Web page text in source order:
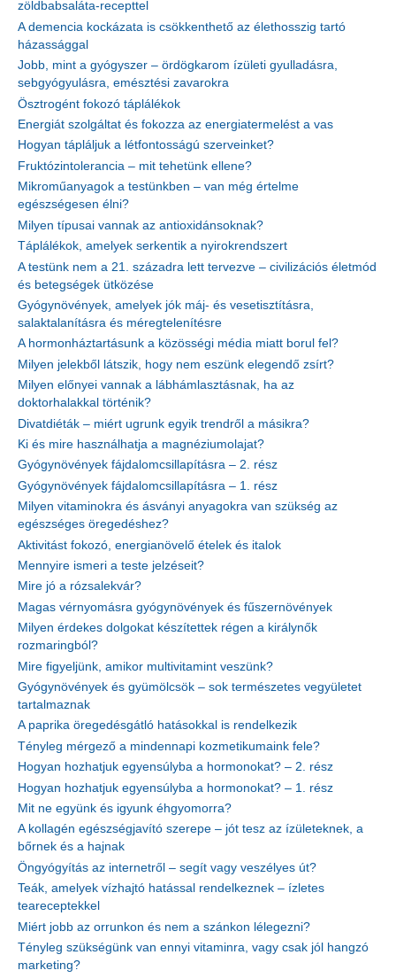
zöldbabsaláta-recepttel
A demencia kockázata is csökkenthető az élethosszig tartó
házassággal
Jobb, mint a gyógyszer – ördögkarom ízületi gyulladásra,
sebgyógyulásra, emésztési zavarokra
Ösztrogént fokozó táplálékok
Energiát szolgáltat és fokozza az energiatermelést a vas
Hogyan tápláljuk a létfontosságú szerveinket?
Fruktózintolerancia – mit tehetünk ellene?
Mikroműanyagok a testünkben – van még értelme
egészségesen élni?
Milyen típusai vannak az antioxidánsoknak?
Táplálékok, amelyek serkentik a nyirokrendszert
A testünk nem a 21. századra lett tervezve – civilizációs életmód
és betegségek ütközése
Gyógynövények, amelyek jók máj- és vesetisztításra,
salaktalanításra és méregtelenítésre
A hormonháztartásunk a közösségi média miatt borul fel?
Milyen jelekből látszik, hogy nem eszünk elegendő zsírt?
Milyen előnyei vannak a lábhámlasztásnak, ha az
doktorhalakkal történik?
Divatdiéták – miért ugrunk egyik trendről a másikra?
Ki és mire használhatja a magnéziumolajat?
Gyógynövények fájdalomcsillapításra – 2. rész
Gyógynövények fájdalomcsillapításra – 1. rész
Milyen vitaminokra és ásványi anyagokra van szükség az
egészséges öregedéshez?
Aktivitást fokozó, energianövelő ételek és italok
Mennyire ismeri a teste jelzéseit?
Mire jó a rózsalekvár?
Magas vérnyomásra gyógynövények és fűszernövények
Milyen érdekes dolgokat készítettek régen a királynők
rozmaringból?
Mire figyeljünk, amikor multivitamint veszünk?
Gyógynövények és gyümölcsök – sok természetes vegyületet
tartalmaznak
A paprika öregedésgátló hatásokkal is rendelkezik
Tényleg mérgező a mindennapi kozmetikumaink fele?
Hogyan hozhatjuk egyensúlyba a hormonokat? – 2. rész
Hogyan hozhatjuk egyensúlyba a hormonokat? – 1. rész
Mit ne együnk és igyunk éhgyomorra?
A kollagén egészségjavító szerepe – jót tesz az ízületeknek, a
bőrnek és a hajnak
Öngyógyítás az internetről – segít vagy veszélyes út?
Teák, amelyek vízhajtó hatással rendelkeznek – ízletes
teareceptekkel
Miért jobb az orrunkon és nem a szánkon lélegezni?
Tényleg szükségünk van ennyi vitaminra, vagy csak jól hangzó
marketing?